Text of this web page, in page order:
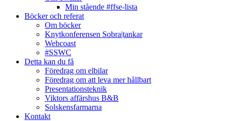
Min stående #ffse-lista
Böcker och referat
Om böcker
Knytkonferensen Sobra|tankar
Webcoast
#SSWC
Detta kan du få
Föredrag om elbilar
Föredrag om att leva mer hållbart
Presentationsteknik
Viktors affärshus B&B
Solskensfarmarna
Kontakt